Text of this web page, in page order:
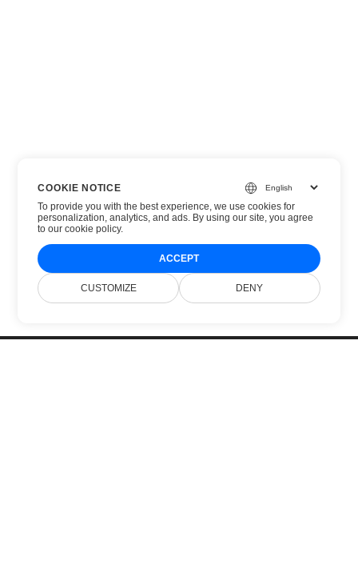
COOKIE NOTICE
To provide you with the best experience, we use cookies for
personalization, analytics, and ads. By using our site, you agree
toour cookie policy.
ACCEPT
CUSTOMIZE DENY